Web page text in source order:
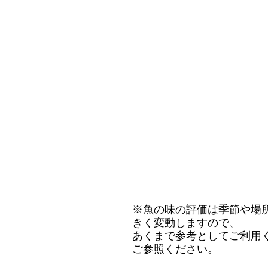
※魚の味の評価は季節や場
きく変動しますので、
あくまで参考としてご利
ご参照ください。